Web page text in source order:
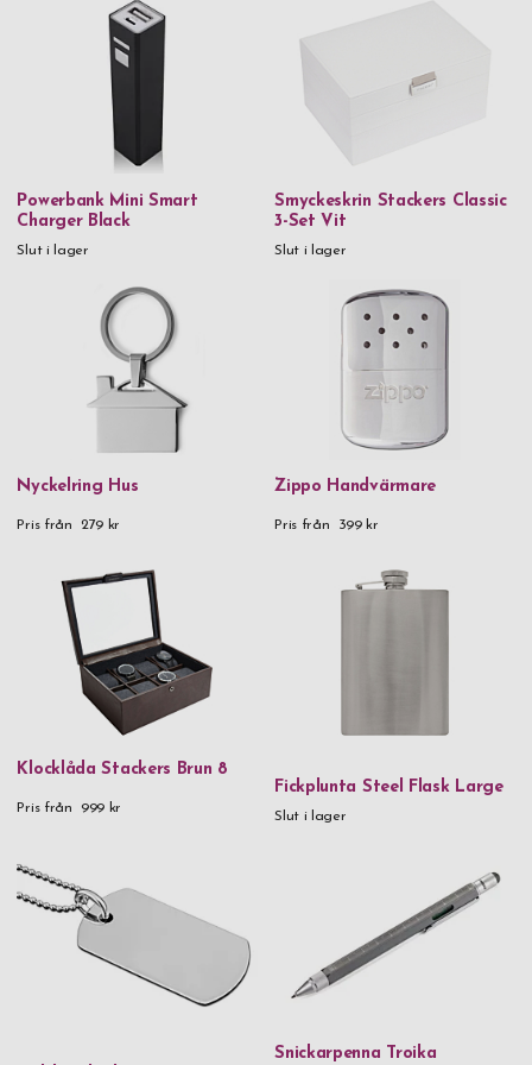
Spiegelau
Stackers
Thermos
Troika
Vezzosi
Vildmark
Xapron
Zippo
Material
90% återvunnet rostfritt stål & plast
Aluminium
Aluminium & metall
Aluminium & trä
Blyfritt kristallglas
FSC-certifierad karboniserad bambu FSC®️-certified carbonized
Kristallglas
Läder & rostfritt stål
Powerbank Mini Smart
Charger Black
Slut i lager
Smyckeskrin Stackers Classic
3-Set Vit
Slut i lager
Nyckelring Hus
Pris från 279 kr
Zippo Handvärmare
Pris från 399 kr
Klocklåda Stackers Brun 8
Pris från 999 kr
Fickplunta Steel Flask Large
Slut i lager
Snickarpenna Troika